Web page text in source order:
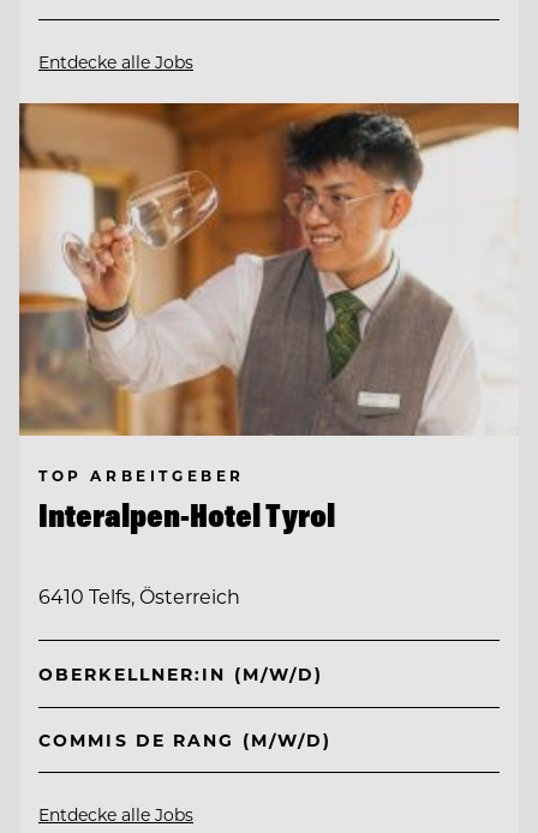
Entdecke alle Jobs
TOP ARBEITGEBER
Interalpen-Hotel Tyrol
6410 Telfs, Österreich
OBERKELLNER:IN (M/W/D)
COMMIS DE RANG (M/W/D)
Entdecke alle Jobs